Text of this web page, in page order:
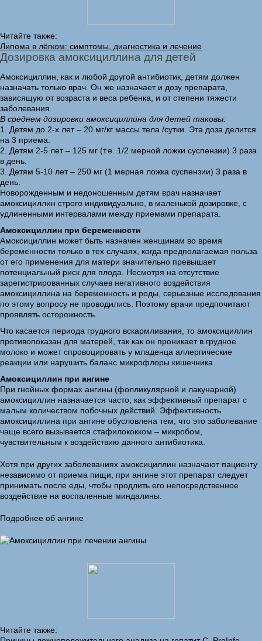
Читайте также:
Липома в лёгком: симптомы, диагностика и лечение
Дозировка амоксициллина для детей
Амоксициллин, как и любой другой антибиотик, детям должен
назначать только врач. Он же назначает и дозу препарата,
зависящую от возраста и веса ребенка, и от степени тяжести
заболевания.
В среднем дозировки амоксициллина для детей таковы:
1. Детям до 2-х лет – 20 мг/кг массы тела /сутки. Эта доза делится
на 3 приема.
2. Детям 2-5 лет – 125 мг (т.е. 1/2 мерной ложки суспензии) 3 раза
в день.
3. Детям 5-10 лет – 250 мг (1 мерная ложка суспензии) 3 раза в
день.
Новорожденным и недоношенным детям врач назначает
амоксициллин строго индивидуально, в маленькой дозировке, с
удлиненными интервалами между приемами препарата.
Амоксициллин при беременности
Амоксициллин может быть назначен женщинам во время
беременности только в тех случаях, когда предполагаемая польза
от его применения для матери значительно превышает
потенциальный риск для плода. Несмотря на отсутствие
зарегистрированных случаев негативного воздействия
амоксициллина на беременность и роды, серьезные исследования
по этому вопросу не проводились. Поэтому врачи предпочитают
проявлять осторожность.
Что касается периода грудного вскармливания, то амоксициллин
противопоказан для матерей, так как он проникает в грудное
молоко и может спровоцировать у младенца аллергические
реакции или нарушить баланс микрофлоры кишечника.
Амоксициллин при ангине
При гнойных формах ангины (фолликулярной и лакунарной)
амоксициллин назначается часто, как эффективный препарат с
малым количеством побочных действий. Эффективность
амоксициллина при ангине обусловлена тем, что это заболевание
чаще всего вызывается стафилококком – микробом,
чувствительным к воздействию данного антибиотика.
Хотя при других заболеваниях амоксициллин назначают пациенту
независимо от приема пищи, при ангине этот препарат следует
принимать после еды, чтобы продлить его непосредственное
воздействие на воспаленные миндалины.
Подробнее об ангине
Читайте также: